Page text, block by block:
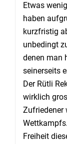
Etwas
haben
kurzfristig
unbedingt
denen man
seinerseits
Der Rütli
wirklich
Zufriedener
Freiheit